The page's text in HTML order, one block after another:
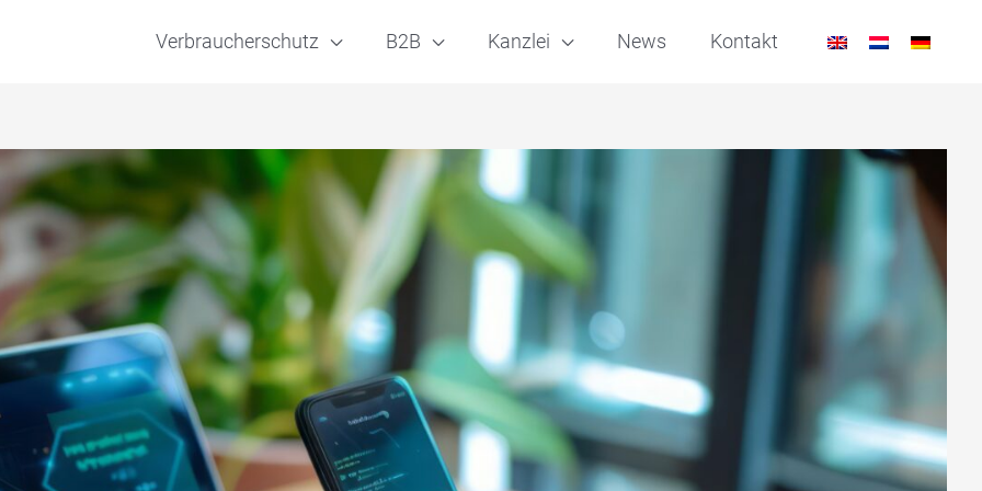
Verbraucherschutz B2B Kanzlei News Kontakt